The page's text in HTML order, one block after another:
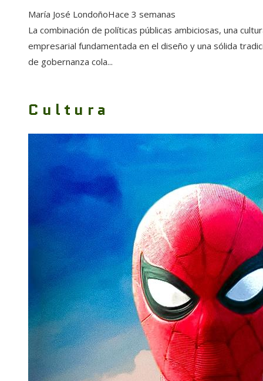
María José LondoñoHace 3 semanas
La combinación de políticas públicas ambiciosas, una
empresarial fundamentada en el diseño y una sólida
de gobernanza cola...
Cultura